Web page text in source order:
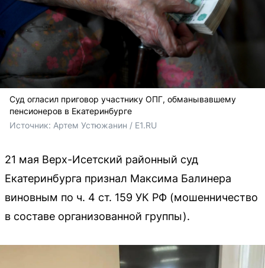
Суд огласил приговор участнику ОПГ, обманывавшему
пенсионеров в Екатеринбурге
Источник: Артем Устюжанин / E1.RU
21 мая Верх-Исетский районный суд
Екатеринбурга признал Максима Балинера
виновным по ч. 4 ст. 159 УК РФ (мошенничество
в составе организованной группы).